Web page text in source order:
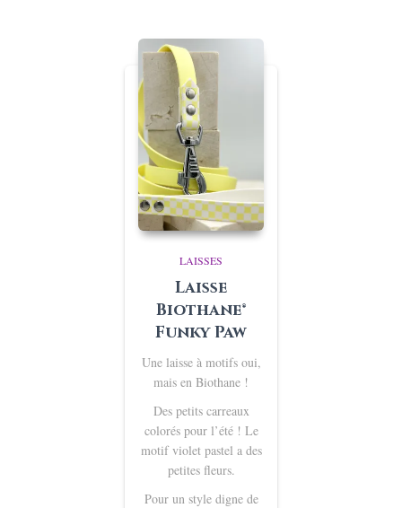
LAISSES
Laisse
Biothane®
Funky Paw
Une laisse à motifs oui,
mais en Biothane !
Des petits carreaux
colorés pour l’été ! Le
motif violet pastel a des
petites fleurs.
Pour un style digne de